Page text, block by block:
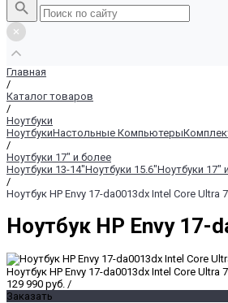
Главная
/
Каталог товаров
/
Ноутбуки
НоутбукиНастольные Компьютеры
/
Ноутбуки 17" и более
Ноутбуки 13-14"Ноутбуки 15.6"Ноутбуки 17"
/
Ноутбук HP Envy 17-da0013dx Intel Core
Ноутбук HP Envy 17-
Ноутбук HP Envy 17-da0013dx Intel Core
129 990 руб. /
Заказать